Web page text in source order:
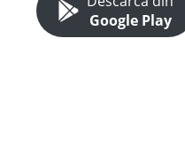
Google Play